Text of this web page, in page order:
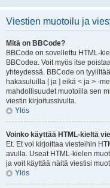
Viestien muotoilu ja
Mitä on BBCode?
BBCode on sovellettu HTML-
BBCodea. Voit myös itse
yhteydessä. BBCode on
hakasuluilla [ ja ] eikä < ja > -
mahdollisuudet muotoilla sen
viestin kirjoitussivulta.
Ylös
Voinko käyttää HTML-kieltä
Et. Et voi kirjoittaa viesteihin
avulla. Useat HTML-kielen
ja voit käyttää näitä viestisi
Ylös